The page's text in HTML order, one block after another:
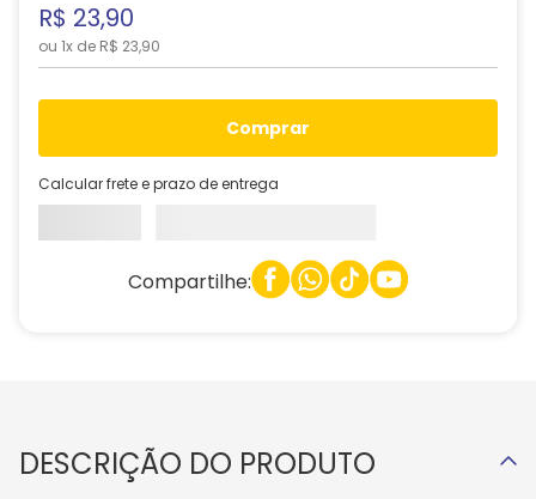
R$ 23,90
ou 1x de R$ 23,90
comprar
Calcular frete e prazo de entrega
Compartilhe:
DESCRIÇÃO DO PRODUTO